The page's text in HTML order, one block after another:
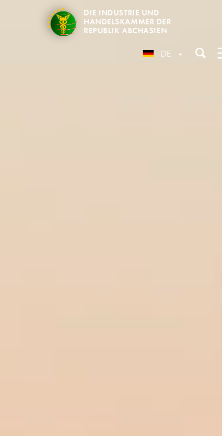
DIE INDUSTRIE UND
HANDELSKAMMER DER
REPUBLIK ABCHASIEN
DE